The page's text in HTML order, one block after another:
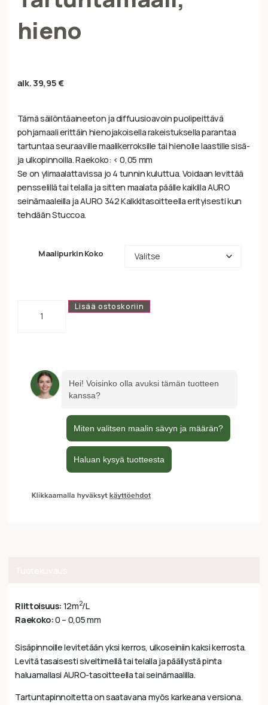
hieno
alk.39,95€
Tämä säilöntäaineeton ja diffuusioavoin puolipeittävä
pohjamaali erittäin hienojakoisella rakeistuksella parantaa
tartuntaa seuraaville maalikerroksille tai hienolle laastille sisä-
ja ulkopinnoilla. Raekoko: < 0,05 mm
Se on ylimaalattavissa jo 4 tunnin kuluttua. Voidaan levittää
pensselillä tai telalla ja sitten maalata päälle kaikilla AURO
seinämaaleilla ja AURO 342 Kalkkitasoitteella erityisesti kun
tehdään Stuccoa.
Maalipurkin Koko
Lisää ostoskoriin
Riittoisuus: 12m2/L
Raekoko:0 – 0,05 mm
Sisäpinnoille levitetään yksi kerros, ulkoseiniin kaksi kerrosta.
Levitä tasaisesti siveltimellä tai telalla ja päällystä pinta
haluamallasi AURO-tasoitteella tai seinämaalilla.
Tartuntapinnoitetta on saatavana myös karkeana versiona.